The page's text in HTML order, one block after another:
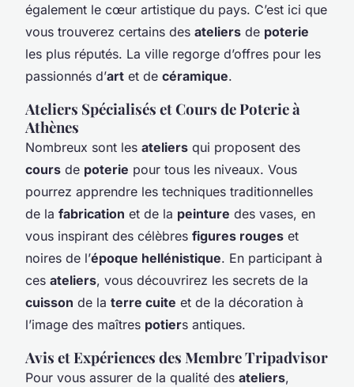
également le cœur artistique du pays. C’est ici que
vous trouverez certains des ateliers de poterie
les plus réputés. La ville regorge d’offres pour les
passionnés d’art et de céramique.
Ateliers Spécialisés et Cours de Poterie à
Athènes
Nombreux sont les ateliers qui proposent des
cours de poterie pour tous les niveaux. Vous
pourrez apprendre les techniques traditionnelles
de la fabrication et de la peinture des vases, en
vous inspirant des célèbres figures rouges et
noires de l’époque hellénistique. En participant à
ces ateliers, vous découvrirez les secrets de la
cuisson de la terre cuite et de la décoration à
l’image des maîtres potiers antiques.
Avis et Expériences des Membre Tripadvisor
Pour vous assurer de la qualité des ateliers,